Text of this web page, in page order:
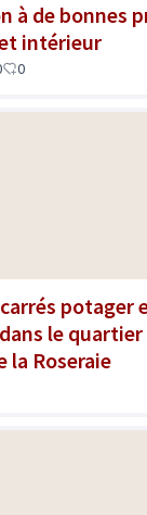
à de bonnes
intérieur
0
potager
le quartier
la Roseraie